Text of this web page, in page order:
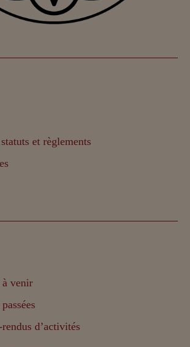
et règlements
venir
d’activités